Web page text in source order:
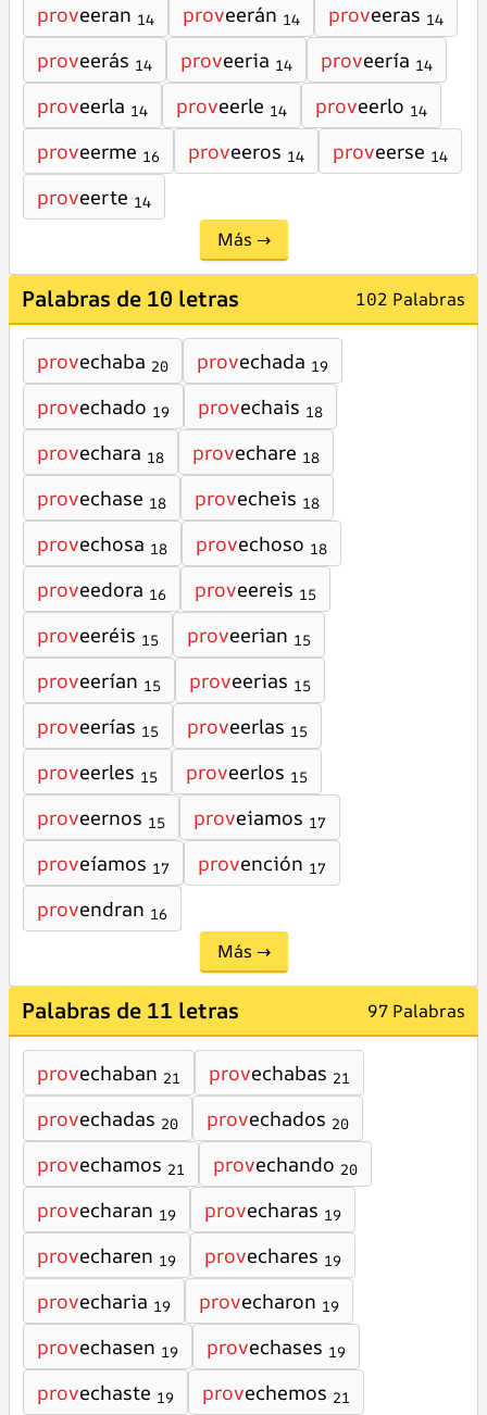
proveeran 14 proveerán 14 proveeras 14
proveerás 14 proveeria 14 proveería 14
proveerla 14 proveerle 14 proveerlo 14
proveerme 16 proveeros 14 proveerse 14
proveerte 14
Más →
Palabras de 10 letras 102 Palabras
provechaba 20 provechada 19
provechado 19 provechais 18
provechara 18 provechare 18
provechase 18 provecheis 18
provechosa 18 provechoso 18
proveedora 16 proveereis 15
proveeréis 15 proveerian 15
proveerían 15 proveerias 15
proveerías 15 proveerlas 15
proveerles 15 proveerlos 15
proveernos 15 proveiamos 17
proveíamos 17 provención 17
provendran 16
Más →
Palabras de 11 letras 97 Palabras
provechaban 21 provechabas 21
provechadas 20 provechados 20
provechamos 21 provechando 20
provecharan 19 provecharas 19
provecharen 19 provechares 19
provecharia 19 provecharon 19
provechasen 19 provechases 19
provechaste 19 provechemos 21